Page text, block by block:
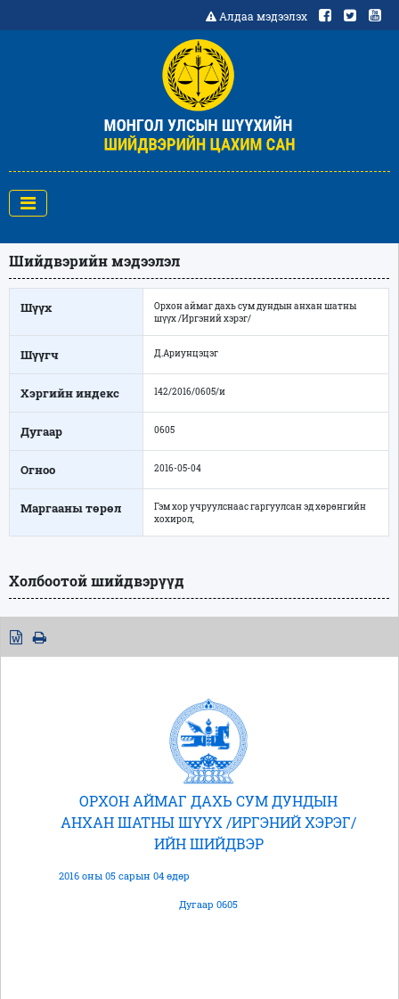
Алдаа мэдээлэх
Шийдвэрийн мэдээлэл
Шүүх
Орхон аймаг дахь сум дундын анхан шатны
шүүх /Иргэний хэрэг/
Шүүгч Д.Ариунцэцэг
Хэргийн индекс 142/2016/0605/и
Дугаар 0605
Огноо 2016-05-04
Маргааны төрөл
Гэм хор учруулснаас гаргуулсан эд хөрөнгийн
хохирол,
Холбоотой шийдвэрүүд
ОРХОН АЙМАГ ДАХЬ СУМ ДУНДЫН
АНХАН ШАТНЫ ШҮҮХ /ИРГЭНИЙ ХЭРЭГ/
ИЙН ШИЙДВЭР
2016 оны 05 сарын 04 өдөр
Дугаар 0605